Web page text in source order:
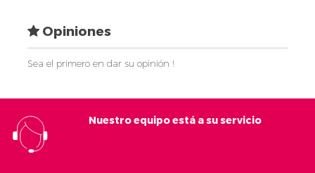
Opiniones
Sea el primero en dar su opinión !
Nuestro equipo está a su servicio